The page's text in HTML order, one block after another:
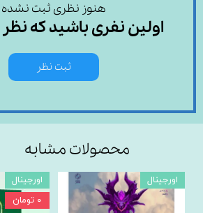
هنوز نظری ثبت نشده
اولین نفری باشید که
ثبت نظر
اورجینال
۰ تومان
اورجینال
محصولات مشابه